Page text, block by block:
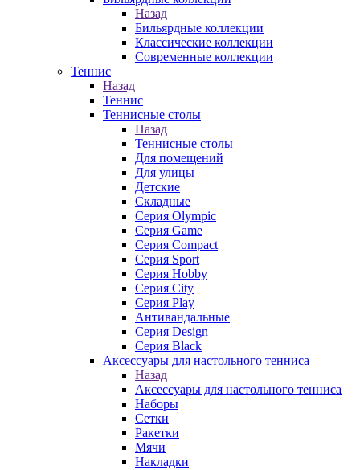
Назад
Бильярдные коллекции
Классические коллекции
Современные коллекции
Теннис
Назад
Теннис
Теннисные столы
Назад
Теннисные столы
Для помещений
Для улицы
Детские
Складные
Серия Olympic
Серия Game
Серия Compact
Серия Sport
Серия Hobby
Серия City
Серия Play
Антивандальные
Серия Design
Серия Black
Аксессуары для настольного тенниса
Назад
Аксессуары для настольного тенниса
Наборы
Сетки
Ракетки
Мячи
Накладки